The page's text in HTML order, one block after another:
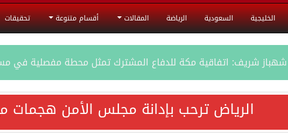
الخليجية السعودية الرياضة المقالات أقسام متنوعة تحقيقات
شهباز شريف: اتفاقية مكة للدفاع المشترك تمثل محطة مفصلية في
أردوغان: اتفاقية مكة للدفاع المشترك تعزز التعاون الأمني ولا
الرياض ترحب بإدانة مجلس الأمن هجمات